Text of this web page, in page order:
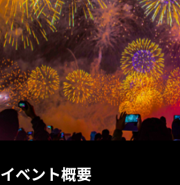
イベント概要